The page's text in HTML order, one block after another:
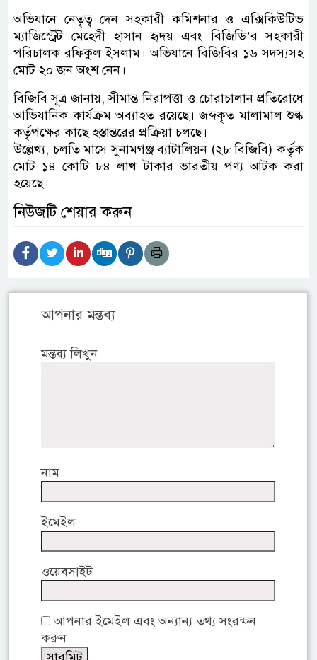
অভিযানে নেতৃত্ব দেন সহকারী কমিশনার ও এক্সিকিউটিভ
ম্যাজিস্ট্রেট মেহেদী হাসান হৃদয় এবং বিজিডি’র সহকারী
পরিচালক রফিকুল ইসলাম। অভিযানে বিজিবির ১৬ সদস্যসহ
মোট ২০ জন অংশ নেন।
বিজিবি সূত্র জানায়, সীমান্ত নিরাপত্তা ও চোরাচালান প্রতিরোধে
আভিযানিক কার্যক্রম অব্যাহত রয়েছে। জব্দকৃত মালামাল শুল্ক
কর্তৃপক্ষের কাছে হস্তান্তরের প্রক্রিয়া চলছে।
উল্লেখ্য, চলতি মাসে সুনামগঞ্জ ব্যাটালিয়ন (২৮ বিজিবি) কর্তৃক
মোট ১৪ কোটি ৮৪ লাখ টাকার ভারতীয় পণ্য আটক করা
হয়েছে।
নিউজটি শেয়ার করুন
আপনার মন্তব্য
মন্তব্য লিখুন
নাম
ইমেইল
ওয়েবসাইট
আপনার ইমেইল এবং অন্যান্য তথ্য সংরক্ষন
করুন